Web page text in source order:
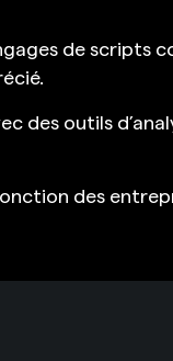
de scripts
des outils
des